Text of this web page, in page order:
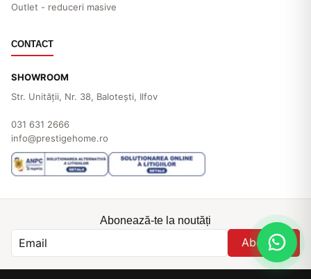
Outlet - reduceri masive
CONTACT
SHOWROOM
Str. Unităţii, Nr. 38, Baloteşti, Ilfov
031 631 2666
info@prestigehome.ro
Abonează-te la noutăți
Abonare